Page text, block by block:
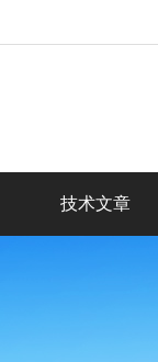
技术文章